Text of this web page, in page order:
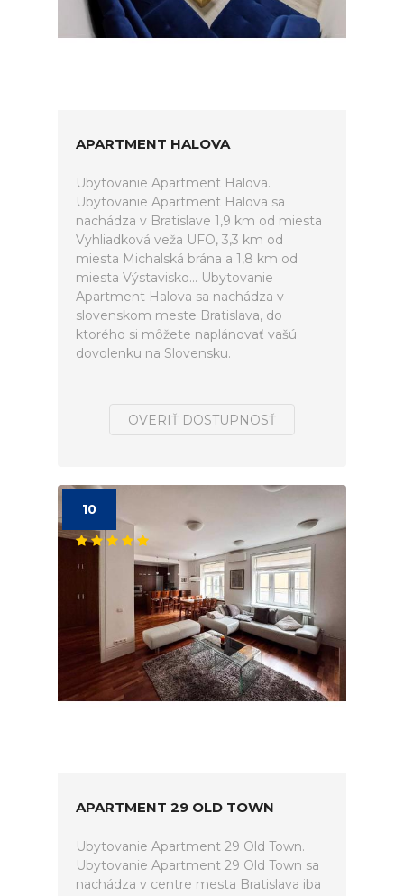
APARTMENT HALOVA
Ubytovanie Apartment Halova.
Ubytovanie Apartment Halova sa
nachádza v Bratislave 1,9 km od miesta
Vyhliadková veža UFO, 3,3 km od
miesta Michalská brána a 1,8 km od
miesta Výstavisko... Ubytovanie
Apartment Halova sa nachádza v
slovenskom meste Bratislava, do
ktorého si môžete naplánovať vašú
dovolenku na Slovensku.
OVERIŤ DOSTUPNOSŤ
10
APARTMENT 29 OLD TOWN
Ubytovanie Apartment 29 Old Town.
Ubytovanie Apartment 29 Old Town sa
nachádza v centre mesta Bratislava iba